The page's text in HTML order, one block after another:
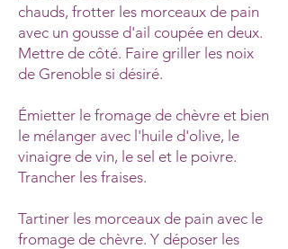
chauds, frotter les morceaux de pain
avec un gousse d'ail coupée en deux.
Mettre de côté. Faire griller les noix
de Grenoble si désiré.
Émietter le fromage de chèvre et bien
le mélanger avec l'huile d'olive, le
vinaigre de vin, le sel et le poivre.
Trancher les fraises.
Tartiner les morceaux de pain avec le
fromage de chèvre. Y déposer les